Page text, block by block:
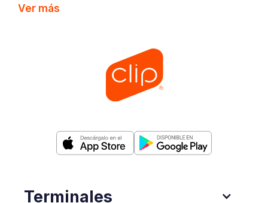
Ver más
Terminales